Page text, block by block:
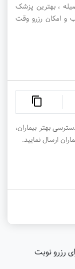
، بهترین پزشک
و امکان رزرو وقت
بهتر بیماران،
ارسال نمایید.
رزرو نوبت